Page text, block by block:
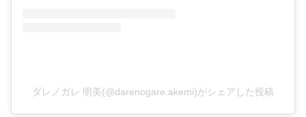
ダレノガレ 明美(@darenogare.akemi)がシェアした投稿